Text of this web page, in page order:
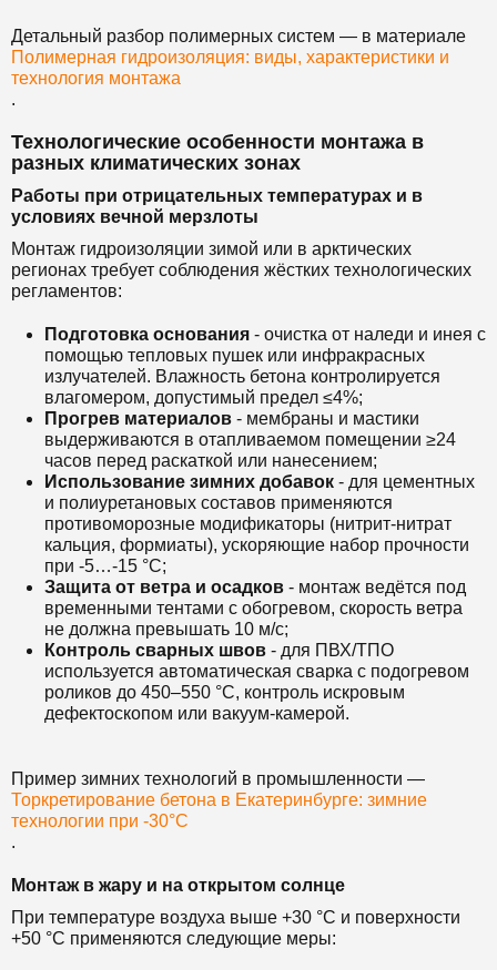
Детальный разбор полимерных систем — в материале
Полимерная гидроизоляция: виды, характеристики и
технология монтажа
.
Технологические особенности монтажа в
разных климатических зонах
Работы при отрицательных температурах и в
условиях вечной мерзлоты
Монтаж гидроизоляции зимой или в арктических
регионах требует соблюдения жёстких технологических
регламентов:
Подготовка основания - очистка от наледи и инея с
помощью тепловых пушек или инфракрасных
излучателей. Влажность бетона контролируется
влагомером, допустимый предел ≤4%;
Прогрев материалов - мембраны и мастики
выдерживаются в отапливаемом помещении ≥24
часов перед раскаткой или нанесением;
Использование зимних добавок - для цементных
и полиуретановых составов применяются
противоморозные модификаторы (нитрит-нитрат
кальция, формиаты), ускоряющие набор прочности
при -5…-15 °C;
Защита от ветра и осадков - монтаж ведётся под
временными тентами с обогревом, скорость ветра
не должна превышать 10 м/с;
Контроль сварных швов - для ПВХ/ТПО
используется автоматическая сварка с подогревом
роликов до 450–550 °C, контроль искровым
дефектоскопом или вакуум-камерой.
Пример зимних технологий в промышленности —
Торкретирование бетона в Екатеринбурге: зимние
технологии при -30°C
.
Монтаж в жару и на открытом солнце
При температуре воздуха выше +30 °C и поверхности
+50 °C применяются следующие меры: